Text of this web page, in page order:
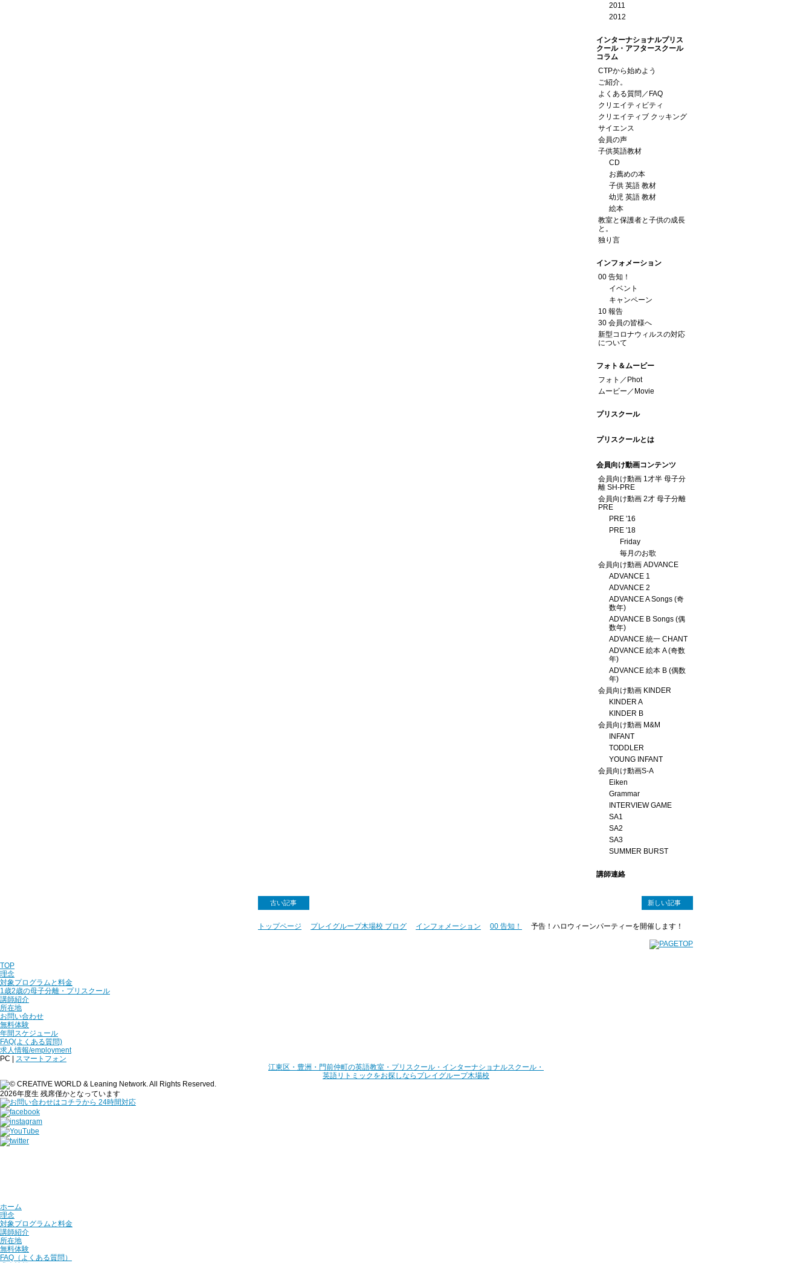
2011
2012
インターナショナルプリス
クール・アフタースクール
コラム
CTPから始めよう
ご紹介。
よくある質問／FAQ
クリエイティビティ
クリエイティブ クッキング
サイエンス
会員の声
子供英語教材
CD
お薦めの本
子供 英語 教材
幼児 英語 教材
絵本
教室と保護者と子供の成長
と。
独り言
インフォメーション
00 告知！
イベント
キャンペーン
10 報告
30 会員の皆様へ
新型コロナウィルスの対応
について
フォト＆ムービー
フォト／Phot
ムービー／Movie
プリスクール
プリスクールとは
会員向け動画コンテンツ
会員向け動画 1才半 母子分
離 SH-PRE
会員向け動画 2才 母子分離
PRE
PRE '16
PRE '18
Friday
毎月のお歌
会員向け動画 ADVANCE
ADVANCE 1
ADVANCE 2
ADVANCE A Songs (奇
数年)
ADVANCE B Songs (偶
数年)
ADVANCE 統一 CHANT
ADVANCE 絵本 A (奇数
年)
ADVANCE 絵本 B (偶数
年)
会員向け動画 KINDER
KINDER A
KINDER B
会員向け動画 M&M
INFANT
TODDLER
YOUNG INFANT
会員向け動画S-A
Eiken
Grammar
INTERVIEW GAME
SA1
SA2
SA3
SUMMER BURST
講師連絡
古い記事 新しい記事
トップページ プレイグループ木場校 ブログ インフォメーション 00 告知！ 予告！ハロウィーンパーティーを開催します！
TOP
理念
対象プログラムと料金
1歳2歳の母子分離・プリスクール
講師紹介
所在地
お問い合わせ
無料体験
年間スケジュール
FAQ(よくある質問)
求人情報/employment
PC | スマートフォン
江東区・豊洲・門前仲町の英語教室・プリスクール・インターナショナルスクール・
英語リトミックをお探しならプレイグループ木場校
2026年度生 残席僅かとなっています
ホーム
理念
対象プログラムと料金
講師紹介
所在地
無料体験
FAQ（よくある質問）